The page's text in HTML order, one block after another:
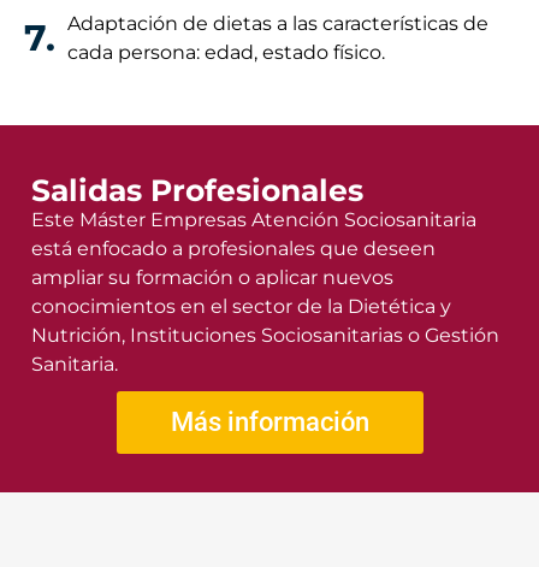
7. Adaptación de dietas a las características de
cada persona: edad, estado físico.
Salidas Profesionales
Este Máster Empresas Atención Sociosanitaria
está enfocado a profesionales que deseen
ampliar su formación o aplicar nuevos
conocimientos en el sector de la Dietética y
Nutrición, Instituciones Sociosanitarias o Gestión
Sanitaria.
Más información